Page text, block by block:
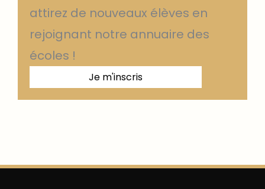
attirez de nouveaux élèves en
rejoignant notre annuaire des
écoles !
Je m'inscris